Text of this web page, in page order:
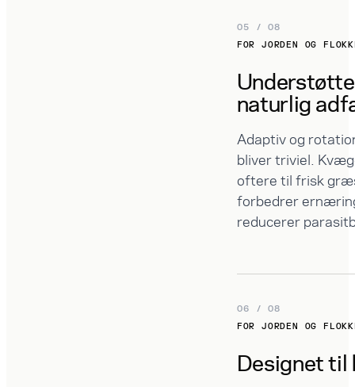
05 / 08
FOR JORDEN OG
naturlig
Adaptiv og
bliver triviel.
oftere til frisk
forbedrer
reducerer
06 / 08
FOR JORDEN OG
Designet